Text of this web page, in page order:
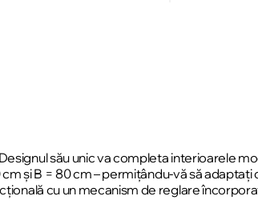
său unic va completa interioarele
și B = 80 cm – permițându-vă să
cu un mecanism de reglare